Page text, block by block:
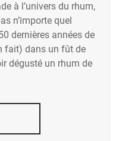
à l’univers du rhum,
n’importe quel
dernières années de
fait) dans un fût de
dégusté un rhum de